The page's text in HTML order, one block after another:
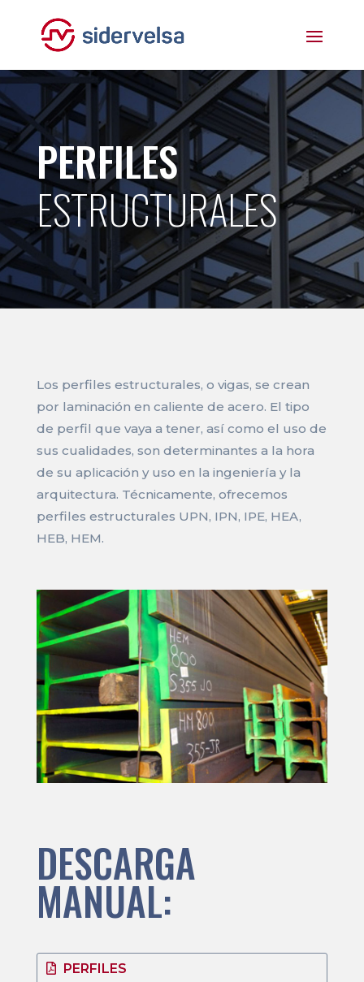
PERFILES
ESTRUCTURALES
Los perfiles estructurales, o vigas, se crean
por laminación en caliente de acero. El tipo
de perfil que vaya a tener, así como el uso de
sus cualidades, son determinantes a la hora
de su aplicación y uso en la ingeniería y la
arquitectura. Técnicamente, ofrecemos
perfiles estructurales UPN, IPN, IPE, HEA,
HEB, HEM.
DESCARGA
MANUAL:
PERFILES